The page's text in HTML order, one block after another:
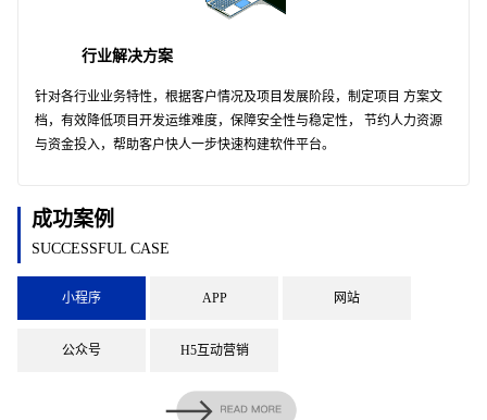
行业解决方案
针对各行业业务特性，根据客户情况及项目发展阶段，制定项目 方案文
档，有效降低项目开发运维难度，保障安全性与稳定性， 节约人力资源
与资金投入，帮助客户快人一步快速构建软件平台。
成功案例
SUCCESSFUL CASE
小程序 APP 网站
公众号 H5互动营销